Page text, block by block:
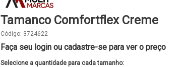
Tamanco Comfortflex Creme
Código: 3724622
Faça seu login ou cadastre-se para ver o preço
Selecione a quantidade para cada tamanho: